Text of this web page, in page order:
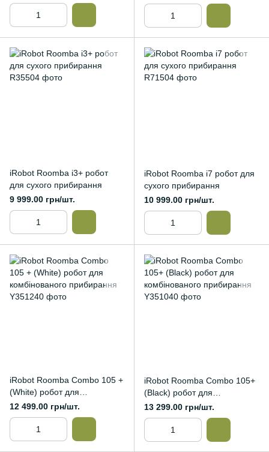
iRobot Roomba i3+ робот
для сухого прибирання
9 999.00 грн/шт.
iRobot Roomba i7 робот для
сухого прибирання
10 999.00 грн/шт.
iRobot Roomba Combo 105 +
(White) робот для
комбінованого прибирання
12 499.00 грн/шт.
iRobot Roomba Combo 105+
(Black) робот для
комбінованого прибирання
13 299.00 грн/шт.